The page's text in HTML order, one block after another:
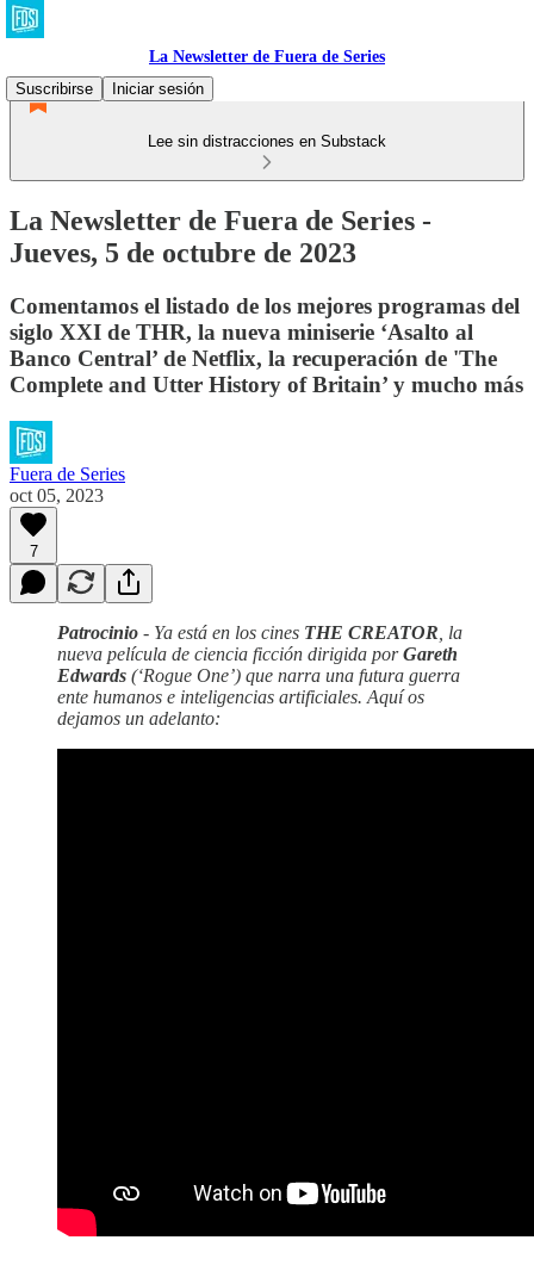
La Newsletter de Fuera de Series
Suscribirse
Iniciar sesión
Lee sin distracciones en Substack
La Newsletter de Fuera de Series -
Jueves, 5 de octubre de 2023
Comentamos el listado de los mejores programas del
siglo XXI de THR, la nueva miniserie ‘Asalto al
Banco Central’ de Netflix, la recuperación de 'The
Complete and Utter History of Britain’ y mucho más
Fuera de Series
oct 05, 2023
7
Patrocinio - Ya está en los cines THE CREATOR , la
nueva película de ciencia ficción dirigida porGareth
Edwards (‘Rogue One’) que narra una futura guerra
ente humanos e inteligencias artificiales. Aquí os
dejamos un adelanto: